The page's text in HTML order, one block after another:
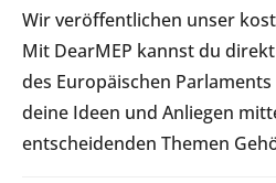
Wir veröffentlichen unser
Mit DearMEP kannst du
des Europäischen
deine Ideen und Anliegen
entscheidenden Themen